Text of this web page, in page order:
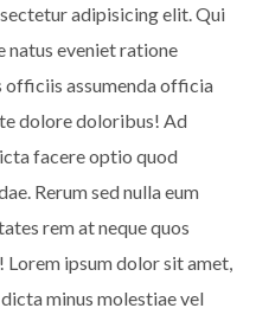
adipisicing elit. Qui
natus eveniet ratione
officiis assumenda officia
dolore doloribus! Ad
facere optio quod
Rerum sed nulla eum
rem at neque quos
Lorem ipsum dolor sit amet,
minus molestiae vel